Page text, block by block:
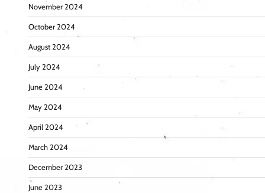
November 2024
October 2024
August 2024
July 2024
June 2024
May 2024
April 2024
March 2024
December 2023
June 2023